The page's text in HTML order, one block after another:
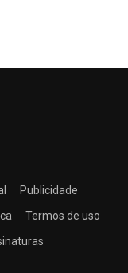
Publicidade
Termos de uso